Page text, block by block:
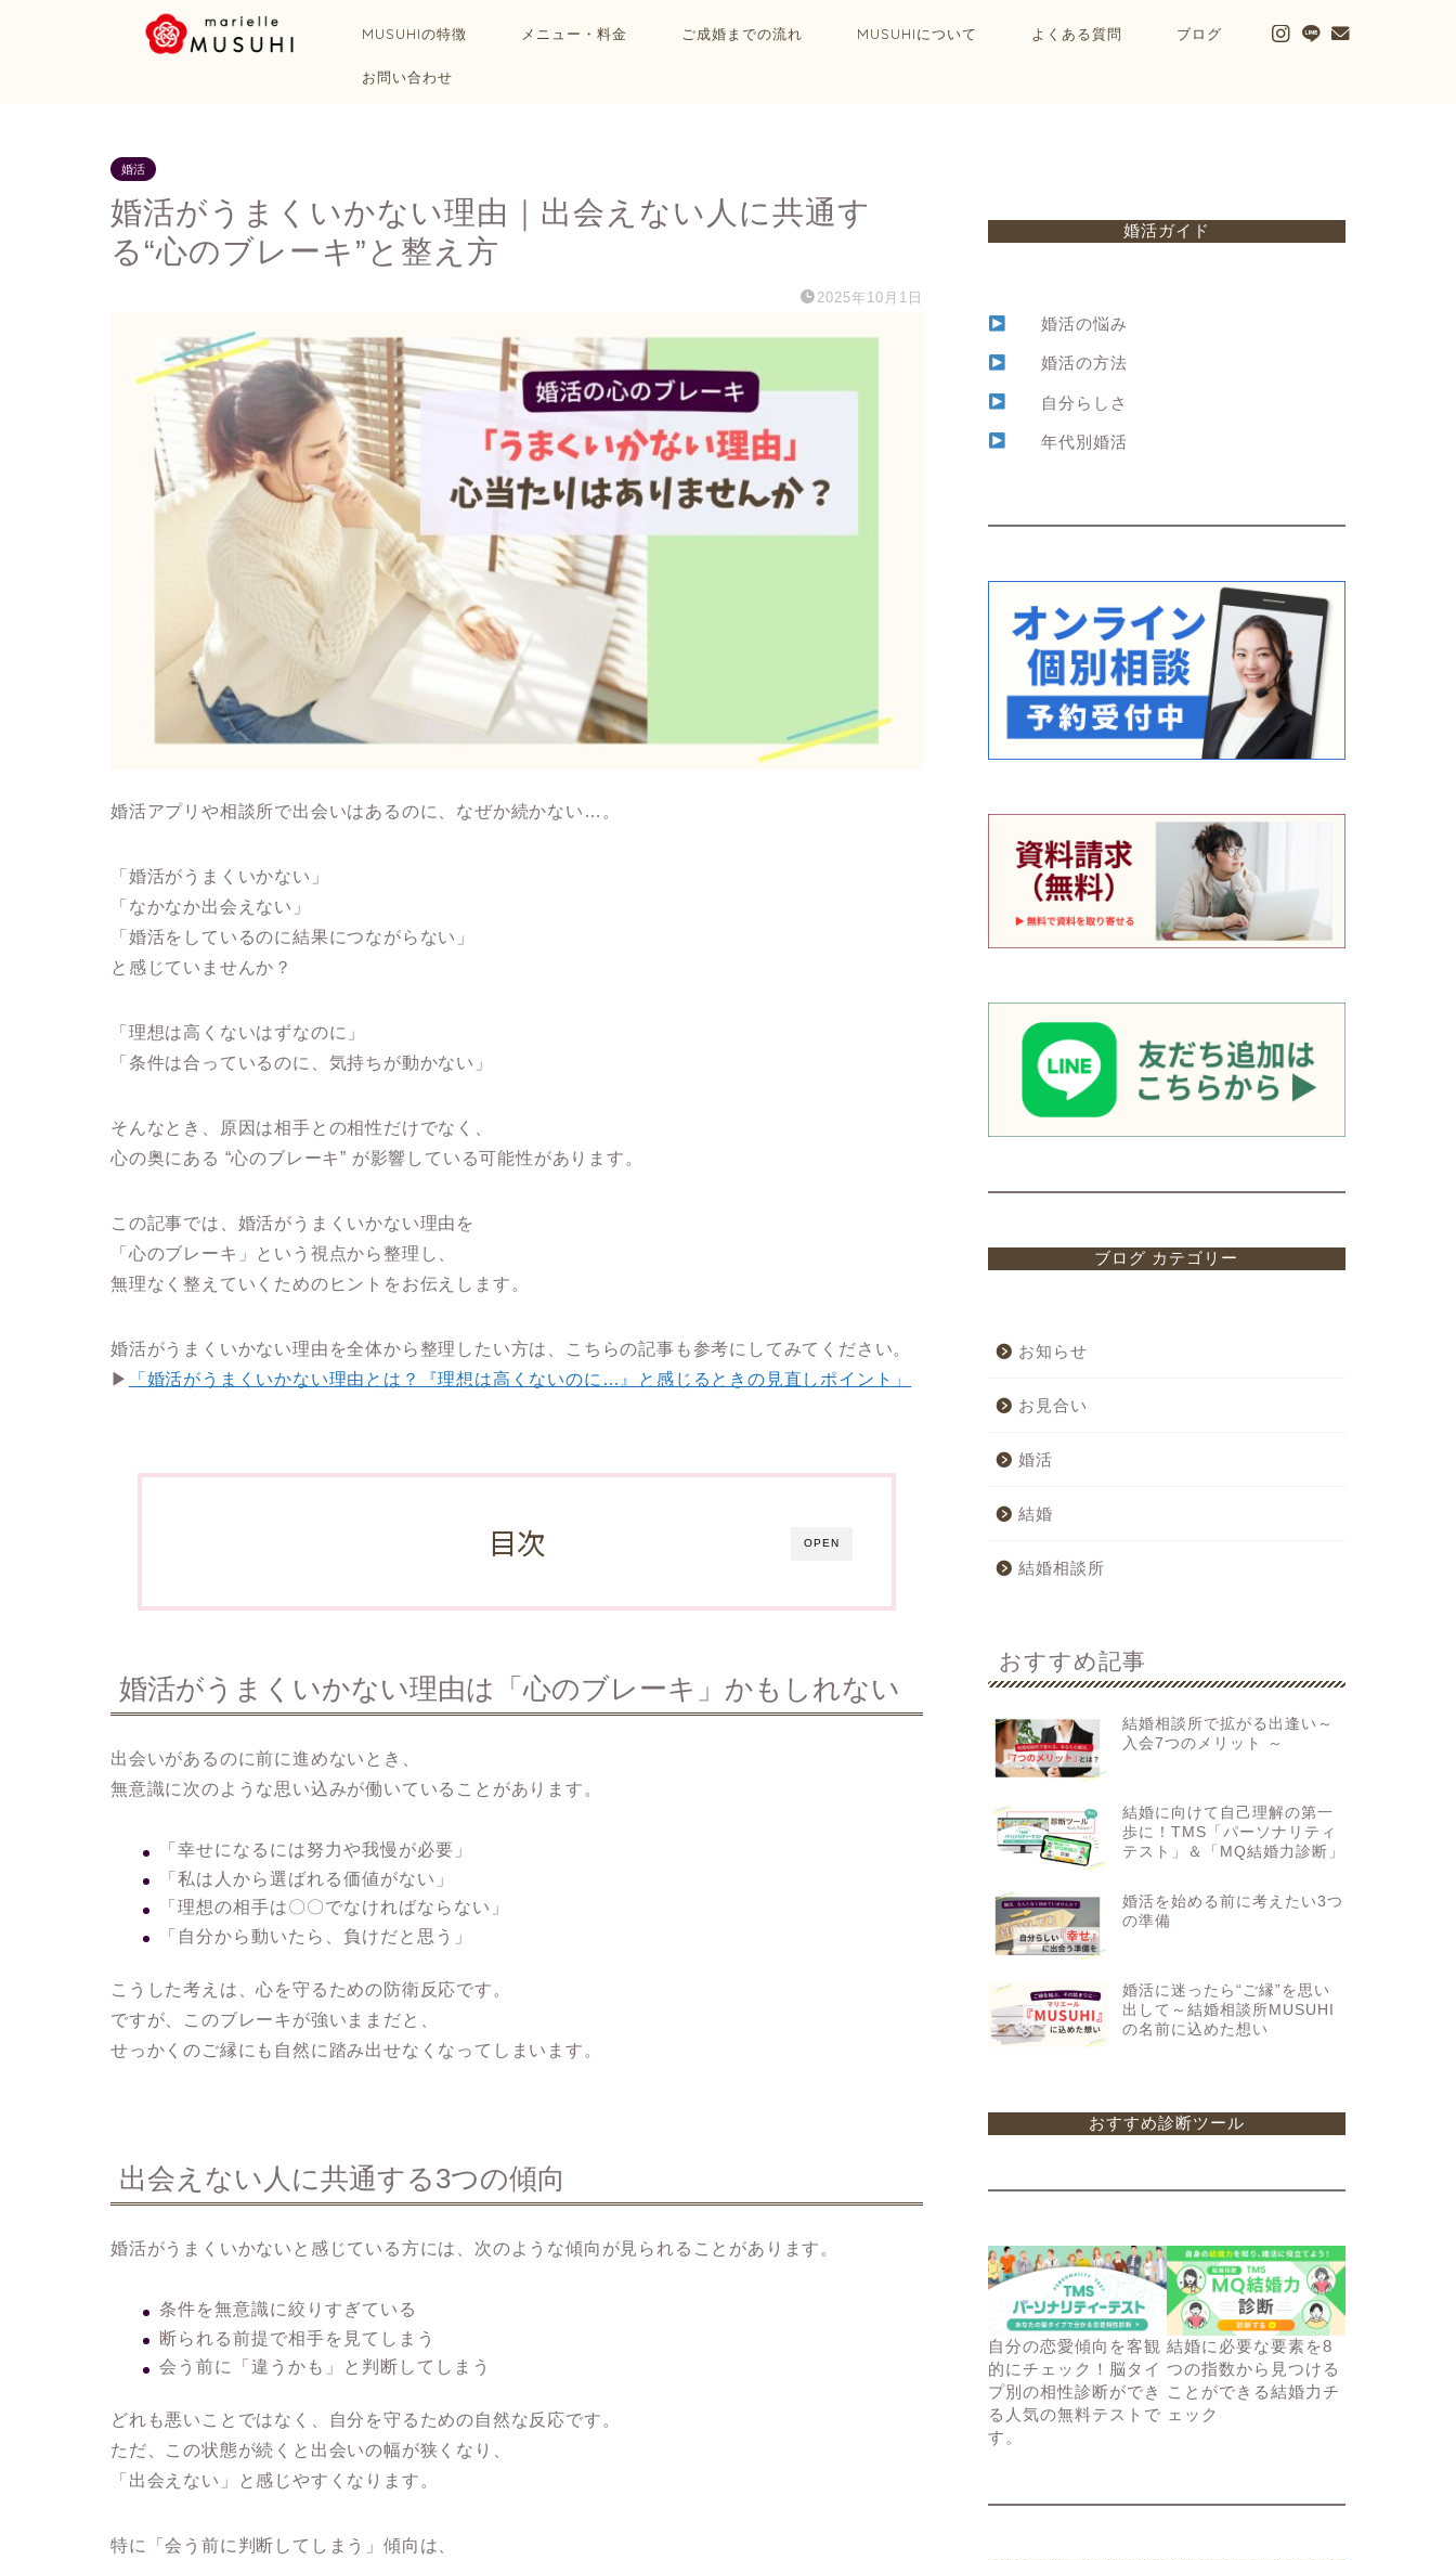
MUSUHIの特徴 メニュー・料金 ご成婚までの流れ MUSUHIについて よくある質問 ブログ
お問い合わせ
婚活
婚活がうまくいかない理由｜出会えない人に共通す
る“心のブレーキ”と整え方
2025年10月1日
婚活アプリや相談所で出会いはあるのに、なぜか続かない…。
「婚活がうまくいかない」
「なかなか出会えない」
「婚活をしているのに結果につながらない」
と感じていませんか？
「理想は高くないはずなのに」
「条件は合っているのに、気持ちが動かない」
そんなとき、原因は相手との相性だけでなく、
心の奥にある “心のブレーキ” が影響している可能性があります。
この記事では、婚活がうまくいかない理由を
「心のブレーキ」という視点から整理し、
無理なく整えていくためのヒントをお伝えします。
婚活がうまくいかない理由を全体から整理したい方は、こちらの記事も参考にしてみてください。
▶
「婚活がうまくいかない理由とは？『理想は高くないのに…』と感じるときの見直しポイント」
OPEN
目次
婚活がうまくいかない理由は「心のブレーキ」かもしれない
出会いがあるのに前に進めないとき、
無意識に次のような思い込みが働いていることがあります。
「幸せになるには努力や我慢が必要」
「私は人から選ばれる価値がない」
「理想の相手は〇〇でなければならない」
「自分から動いたら、負けだと思う」
こうした考えは、心を守るための防衛反応です。
ですが、このブレーキが強いままだと、
せっかくのご縁にも自然に踏み出せなくなってしまいます。
出会えない人に共通する3つの傾向
婚活がうまくいかないと感じている方には、次のような傾向が見られることがあります。
条件を無意識に絞りすぎている
断られる前提で相手を見てしまう
会う前に「違うかも」と判断してしまう
どれも悪いことではなく、自分を守るための自然な反応です。
ただ、この状態が続くと出会いの幅が狭くなり、
「出会えない」と感じやすくなります。
特に「会う前に判断してしまう」傾向は、
婚活ガイド
婚活の悩み
婚活の方法
自分らしさ
年代別婚活
ブログ カテゴリー
お知らせ
お見合い
婚活
結婚
結婚相談所
おすすめ記事
結婚相談所で拡がる出逢い～
入会7つのメリット ～
結婚に向けて自己理解の第一
歩に！TMS「パーソナリティ
テスト」＆「MQ結婚力診断」
婚活を始める前に考えたい3つ
の準備
婚活に迷ったら“ご縁”を思い
出して～結婚相談所MUSUHI
の名前に込めた想い
おすすめ診断ツール
自分の恋愛傾向を客観
的にチェック！脳タイ
プ別の相性診断ができ
る人気の無料テストで
す。
結婚に必要な要素を8
つの指数から見つける
ことができる結婚力チ
ェック